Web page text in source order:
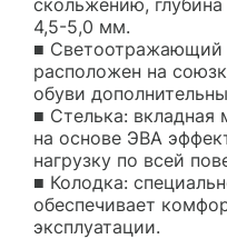
скольжению,
4,5-5,0 мм.
■
расположен на
обуви
■ Стелька:
на основе ЭВА
нагрузку по всей
■ Колодка:
обеспечивает
эксплуатации.